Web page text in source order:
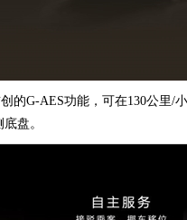
的G-AES功能，可在130公里/
盘。